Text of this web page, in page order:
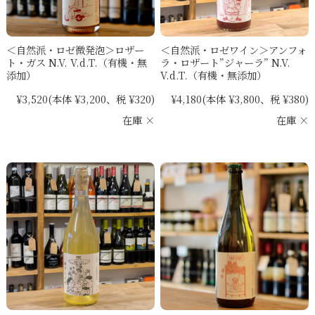
＜自然派・ロゼ微発泡＞ロザー
ト・ガス N.V. V.d.T.（有機・無
添加）
¥3,520(本体 ¥3,200、税 ¥320)
在庫 ×
＜自然派・ロゼワイン＞アンフォ
ラ・ロザート”ジャーラ” N.V.
V.d.T.（有機・無添加）
¥4,180(本体 ¥3,800、税 ¥380)
在庫 ×